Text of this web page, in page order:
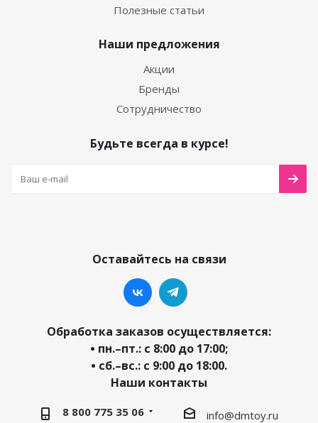
Полезные статьи
Наши предложения
Акции
Бренды
Сотрудничество
Будьте всегда в курсе!
Оставайтесь на связи
Обработка заказов осуществляется:
• пн.–пт.: с 8:00 до 17:00;
• сб.–вс.: с 9:00 до 18:00.
Наши контакты
8 800 775 35 06 info@dmtoy.ru